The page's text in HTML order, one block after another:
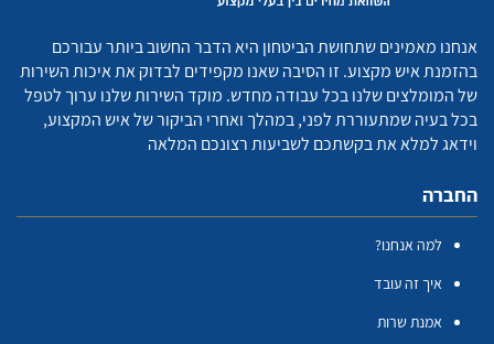
אנחנו מאמינים שתחושת הביטחון היא הדבר החשוב ביותר עבורכם
בהזמנת איש מקצוע. זו הסיבה שאנו מקפידים לבדוק את איכות השירות
של המומלצים שלנו בכל עבודה מחדש. מוקד השירות שלנו ערוך לטפל
בכל בעיה שמתעוררת לפני, במהלך ואחרי הביקור של איש המקצוע,
וידאג למלא את בקשתכם לשביעות רצונכם המלאה
החברה
למה אנחנו?
איך זה עובד
אמנת שרות